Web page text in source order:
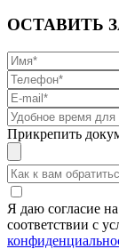
ОСТАВИТЬ
Прикрепить
Я даю согласие на
соответствии с